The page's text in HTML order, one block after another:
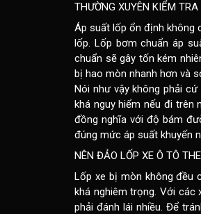
THƯỜNG XUYÊN KIỂM
Áp suất lốp ổn định không
lốp. Lốp bơm chuẩn áp
chuẩn sẽ gây tốn kém
bị hao mòn nhanh hơn và
Nói như vậy không phải
khá nguy hiểm nếu đi trên
đồng nghĩa với độ bám
đúng mức áp suất khuyến
NÊN ĐẢO LỐP XE Ô TÔ
Lốp xe bị mòn không đều
khá nghiêm trọng. Với
phải đánh lái nhiều. Để